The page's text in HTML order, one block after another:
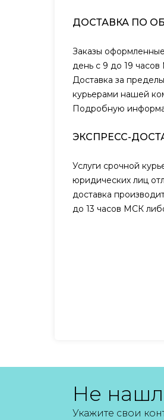
ДОСТАВКА ПО
Заказы
день с 9 до 19
Доставка за
курьерами нашей
Подробную
ЭКСПРЕСС-
Услуги срочной
юридических лиц
доставка
до 13 часов МСК
Не
Укажите свои